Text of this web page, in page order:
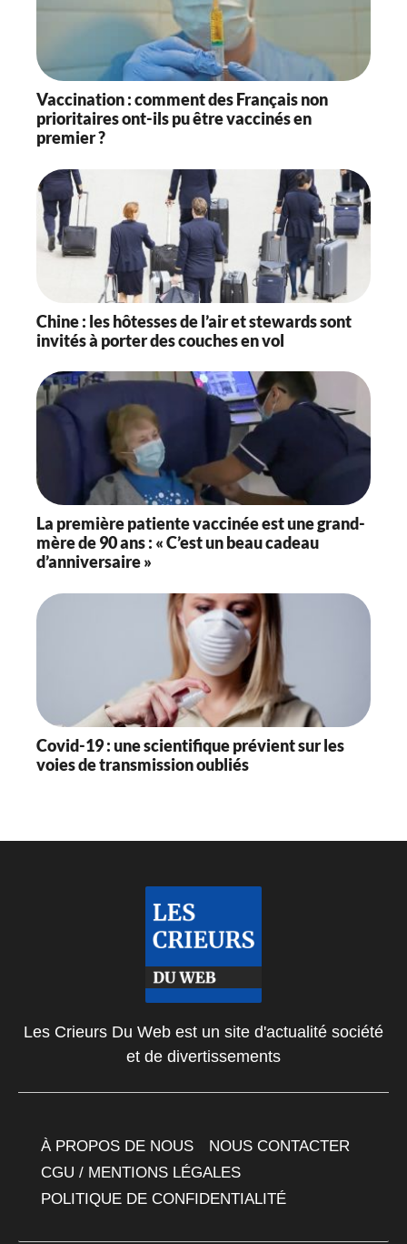
Vaccination : comment des Français non
prioritaires ont-ils pu être vaccinés en
premier ?
Chine : les hôtesses de l’air et stewards sont
invités à porter des couches en vol
La première patiente vaccinée est une grand-
mère de 90 ans : « C’est un beau cadeau
d’anniversaire »
Covid-19 : une scientifique prévient sur les
voies de transmission oubliés
Les Crieurs Du Web est un site d'actualité société
et de divertissements
À PROPOS DE NOUS
NOUS CONTACTER
CGU / MENTIONS LÉGALES
POLITIQUE DE CONFIDENTIALITÉ